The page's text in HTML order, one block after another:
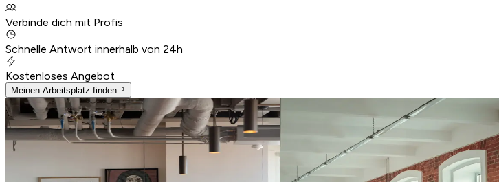
Verbinde dich mit Profis
Schnelle Antwort innerhalb von 24h
Kostenloses Angebot
Meinen Arbeitsplatz finden